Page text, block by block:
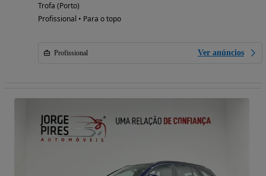
Trofa (Porto)
Profissional • Para o topo
Profissional Ver anúncios